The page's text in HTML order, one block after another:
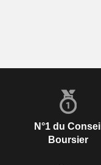
N°1 du Conseil
Boursier